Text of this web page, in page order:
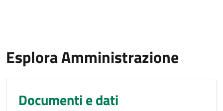
Esplora Amministrazione
Documenti e dati